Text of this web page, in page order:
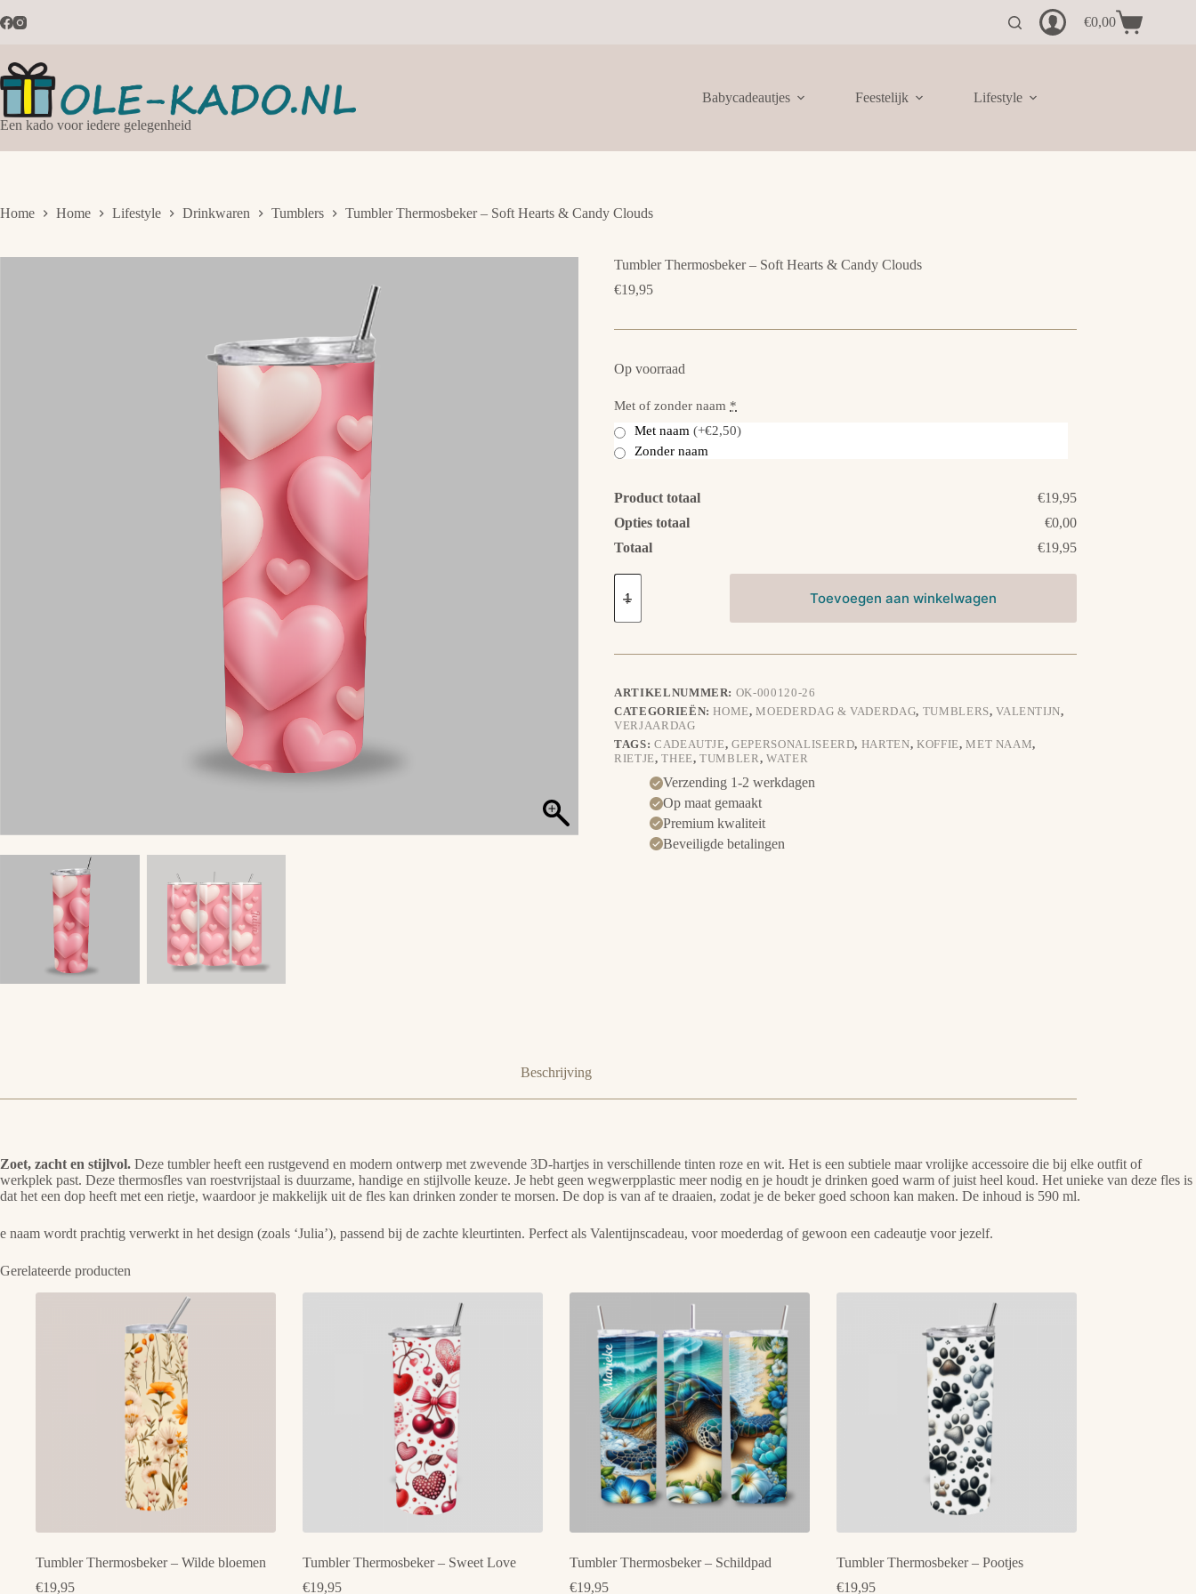
naar
Winkelwagen
€0,00
Een kado voor iedere gelegenheid
Babycadeautjes Feestelijk Lifestyle
Home Home Lifestyle Drinkwaren Tumblers Tumbler Thermosbeker – Soft Hearts & Candy Clouds
Tumbler Thermosbeker – Soft Hearts & Candy Clouds
€19,95
Op voorraad
Met of zonder naam *
Met naam (+€2,50)
Zonder naam
Product totaal
€19,95
Opties totaal
€0,00
Totaal
€19,95
Tumbler
Thermosbeker
Soft
&
Clouds
aantal
Toevoegen aan winkelwagen
ARTIKELNUMMER: OK-000120-26
CATEGORIEËN:HOME,MOEDERDAG & VADERDAG, TUMBLERS,VALENTIJN,
VERJAARDAG
TAGS: CADEAUTJE,GEPERSONALISEERD, HARTEN,KOFFIE,MET NAAM,
RIETJE,THEE,TUMBLER,WATER
Verzending 1-2 werkdagen
Op maat gemaakt
Premium kwaliteit
Beveiligde betalingen
Beschrijving
Zoet, zacht en stijlvol. Deze tumbler heeft een rustgevend en modern ontwerp met zwevende 3D-hartjes in verschillende tinten roze en wit. Het is een subtiele maar vrolijke accessoire die bij elke outfit of
werkplek past. Deze thermosfles van roestvrijstaal is duurzame, handige en stijlvolle keuze. Je hebt geen wegwerpplastic meer nodig en je houdt je drinken goed warm of juist heel koud. Het unieke van deze fles is
dat het een dop heeft met een rietje, waardoor je makkelijk uit de fles kan drinken zonder te morsen. De dop is van af te draaien, zodat je de beker goed schoon kan maken. De inhoud is 590 ml.
e naam wordt prachtig verwerkt in het design (zoals ‘Julia’), passend bij de zachte kleurtinten. Perfect als Valentijnscadeau, voor moederdag of gewoon een cadeautje voor jezelf.
Gerelateerde producten
Tumbler Thermosbeker – Wilde bloemen
€19,95
Tumbler Thermosbeker – Sweet Love
€19,95
Tumbler Thermosbeker – Schildpad
€19,95
Tumbler Thermosbeker – Pootjes
€19,95